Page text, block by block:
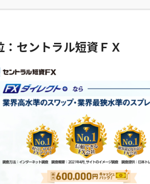
：セントラル短資ＦＸ